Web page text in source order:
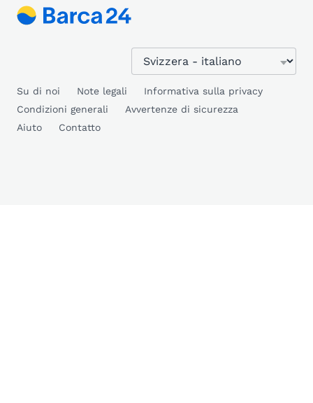
Su di noi Note legali
Informativa sulla privacy
Condizioni generali
Avvertenze di sicurezza
Aiuto
Contatto